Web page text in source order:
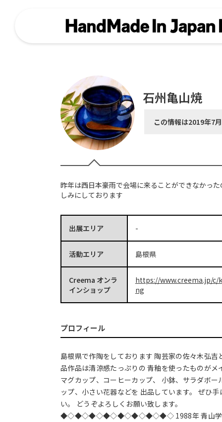
石州亀山焼
この情報は2019年7
昨年は西日本豪雨で会場に来ることができなかっ
しみにしております
出展エリア -
活動エリア 島根県
Creema オンラ
インショップ
https://www.creema.jp/c/
ng
プロフィール
島根県で作陶をしております 陶芸家の佐々木弘吉
品作品は清涼感たっぷりの 青釉を使ったものがメ
マグカップ、コーヒーカップ、 小鉢、サラダボー
ップ、小さい花器などを 出品しています。 ぜひ
い。 どうぞよろしくお願い致します。
◆◇◆◇◆◇◆◇◆◇◆◇◆◇◆◇ 1988年 青山学院